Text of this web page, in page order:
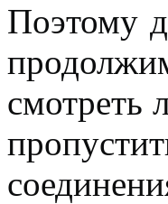
Поэтому
смотреть